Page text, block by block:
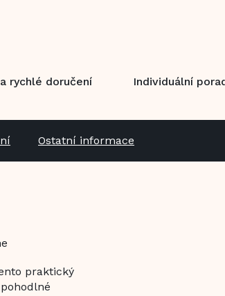
rychlé doručení Individuální
Ostatní informace
praktický